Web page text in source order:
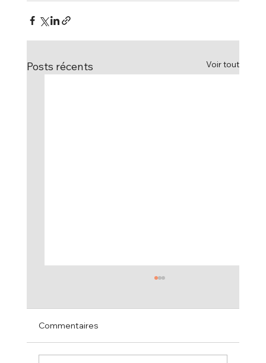
Posts récents Voir tout
Commentaires